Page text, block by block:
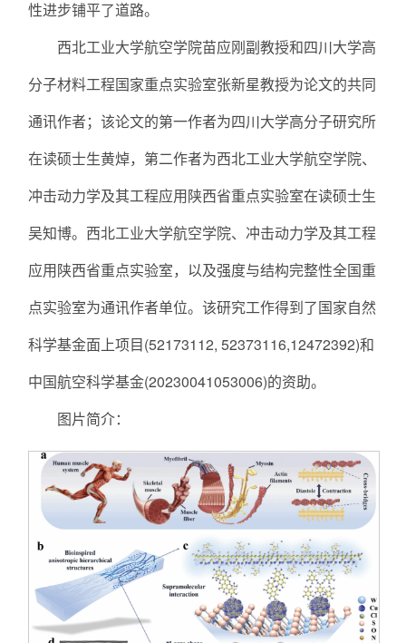
性进步铺平了道路。
西北工业大学航空学院苗应刚副教授和四川大学高
分子材料工程国家重点实验室张新星教授为论文的共同
通讯作者；该论文的第一作者为四川大学高分子研究所
在读硕士生黄焯，第二作者为西北工业大学航空学院、
冲击动力学及其工程应用陕西省重点实验室在读硕士生
吴知博。西北工业大学航空学院、冲击动力学及其工程
应用陕西省重点实验室，以及强度与结构完整性全国重
点实验室为通讯作者单位。该研究工作得到了国家自然
科学基金面上项目(52173112, 52373116,12472392)和
中国航空科学基金(20230041053006)的资助。
图片简介：